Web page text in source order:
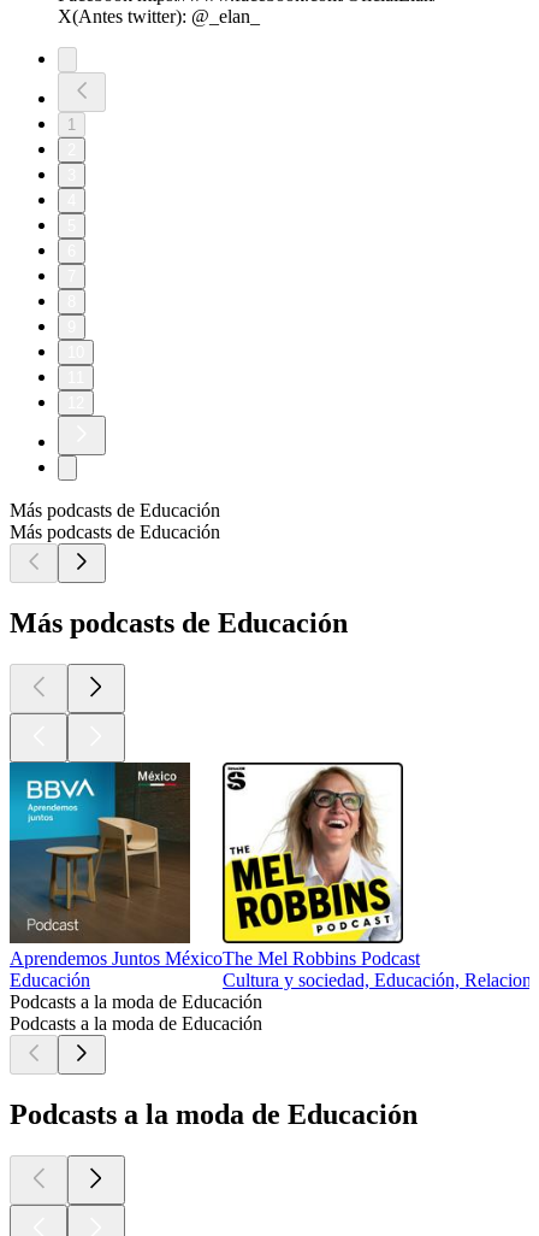
X(Antes twitter): @_elan_
1
Más podcasts de Educación
Más podcasts de Educación
Más podcasts de Educación
Aprendemos Juntos México
Educación
The Mel Robbins Podcast
Cultura y sociedad, Educación,
Podcasts a la moda de Educación
Podcasts a la moda de Educación
Podcasts a la moda de Educación